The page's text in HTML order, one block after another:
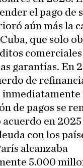
el pago de
aún más la
que solo
garantías. En
de
de pagos se
acuerdo en
con los
alcanzaba
5.000